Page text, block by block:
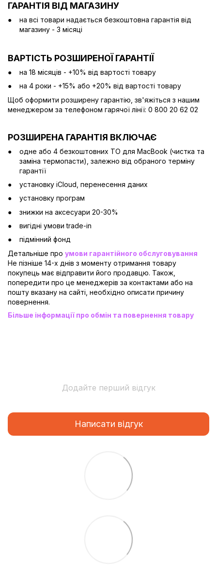
ГАРАНТІЯ ВІД МАГАЗИНУ
на всі товари надається безкоштовна гарантія від
магазину - 3 місяці
ВАРТІСТЬ РОЗШИРЕНОЇ ГАРАНТІЇ
на 18 місяців - +10% від вартості товару
на 4 роки - +15% або +20% від вартості товару
Щоб оформити розширену гарантію, зв'яжіться з нашим
менеджером за телефоном гарячої лінії: 0 800 20 62 02
РОЗШИРЕНА ГАРАНТІЯ ВКЛЮЧАЄ
одне або 4 безкоштовних ТО для MacBook (чистка та
заміна термопасти), залежно від обраного терміну
гарантії
установку iCloud, перенесення даних
установку програм
знижки на аксесуари 20-30%
вигідні умови trade-in
підмінний фонд
Детальніше про умови гарантійного обслуговування
Не пізніше 14-х днів з моменту отримання товару
покупець має відправити його продавцю. Також,
попередити про це менеджерів за контактами або на
пошту вказану на сайті, необхідно описати причину
повернення.
Більше інформації про обмін та повернення товару
Додайте перший відгук
Написати відгук